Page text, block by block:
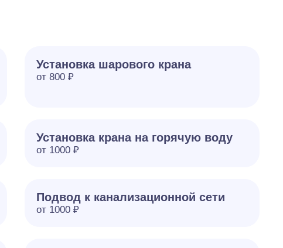
Установка шарового крана
от 800 ₽
Установка крана на горячую воду
от 1000 ₽
Подвод к канализационной сети
от 1000 ₽